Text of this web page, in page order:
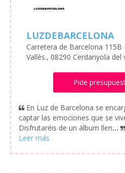
LUZDEBARCELONA
Carretera de Barcelona 115B
Vallès., 08290 Cerdanyola del
Pide
En Luz de Barcelona se
captar las emociones que se
Disfrutaréis de un álbum llen...